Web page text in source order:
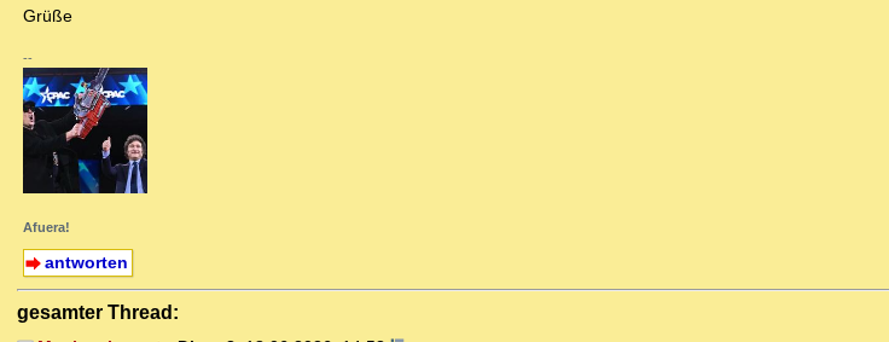
Grüße
--
Afuera!
antworten
gesamter Thread: